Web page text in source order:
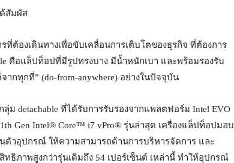
ด้สัมผัส
ต้องเดินทางเพื่อขับเคลื่อนการเติบโตของธุรกิจ ที่ต้องการ
คือแล็ปท็อปที่มีรูปทรงบาง มีน้ำหนักเบา และพร้อมรองรับ
กทุกที่” (do-from-anywhere) อย่างในปัจจุบัน
ม detachable ที่ได้รับการรับรองจากแพลตฟอร์ม Intel EVO
Gen Intel® Core™ i7 vPro® รุ่นล่าสุด เครื่องแล็ปท็อปมอบ
วอุปกรณ์ ให้ความสามารถด้านการบริหารจัดการ และ
ธิภาพสูงกว่ารุ่นเดิมถึง 54 เปอร์เซ็นต์ เหล่านี้ ทำให้อุปกรณ์